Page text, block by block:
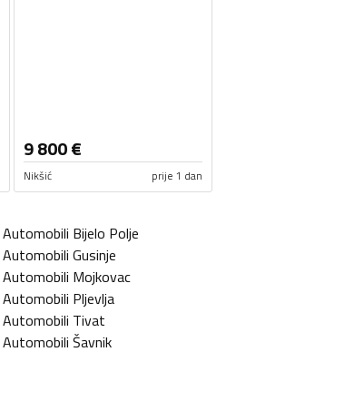
9 800€
Nikšić prije 1 dan
Automobili Bijelo Polje
Automobili Gusinje
Automobili Mojkovac
Automobili Pljevlja
Automobili Tivat
Automobili Šavnik